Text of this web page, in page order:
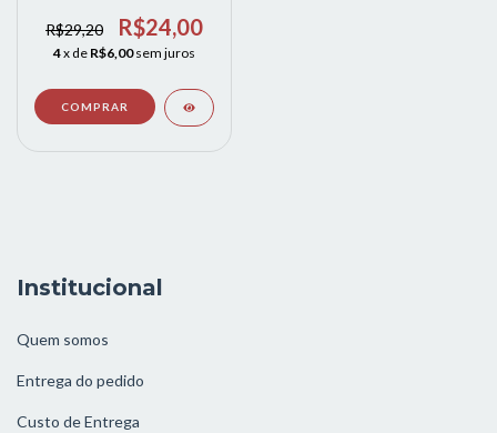
R$29,20 R$24,00
4x de R$6,00 sem juros
Institucional
Quem somos
Entrega do pedido
Custo de Entrega